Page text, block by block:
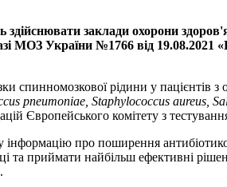
заклади охорони
МОЗ України №1766 від 19.08.2021
спинномозкової рідини у
pneumoniae, Staphylococcus aureus,
Європейського комітету з
про поширення
та приймати найбільш ефективні